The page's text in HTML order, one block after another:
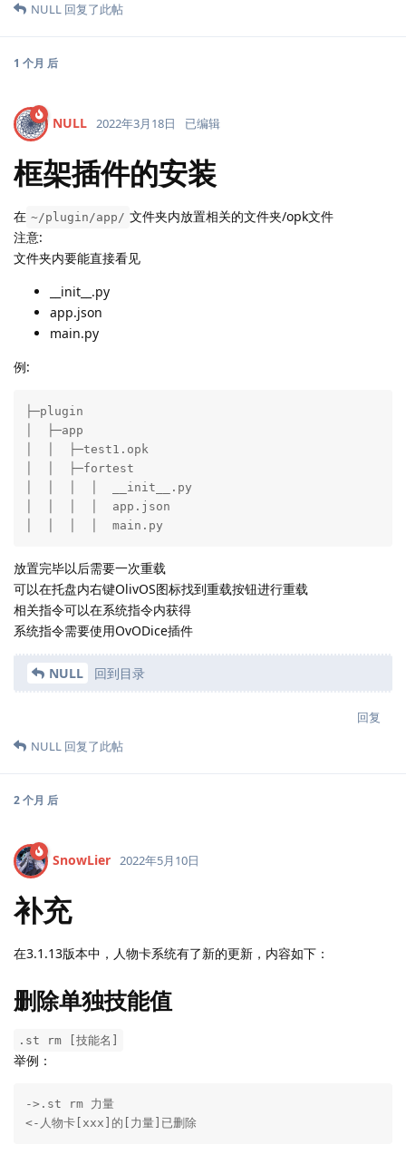
NULL 回复了此帖
1 个月 后
NULL 2022年3月18日 已编辑
框架插件的安装
在 ~/plugin/app/ 文件夹内放置相关的文件夹/opk文件
注意:
文件夹内要能直接看见
__init__.py
app.json
main.py
例:
├─plugin
│  ├─app
│  │  ├─test1.opk
│  │  ├─fortest
│  │  │  │  __init__.py
│  │  │  │  app.json
│  │  │  │  main.py
放置完毕以后需要一次重载
可以在托盘内右键OlivOS图标找到重载按钮进行重载
相关指令可以在系统指令内获得
系统指令需要使用OvODice插件
NULL 回到目录
回复
NULL 回复了此帖
2 个月 后
SnowLier 2022年5月10日
补充
在3.1.13版本中，人物卡系统有了新的更新，内容如下：
删除单独技能值
.st rm [技能名]
举例：
->.st rm 力量
<-人物卡[xxx]的[力量]已删除